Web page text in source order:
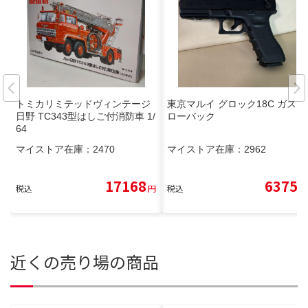
トミカリミテッドヴィンテージ
日野 TC343型はしご付消防車 1/
64
マイストア在庫： 2470
税込 17168円
東京マルイ グロック18C ガスブ
ローバック
マイストア在庫： 2962
税込 6375
近くの売り場の商品